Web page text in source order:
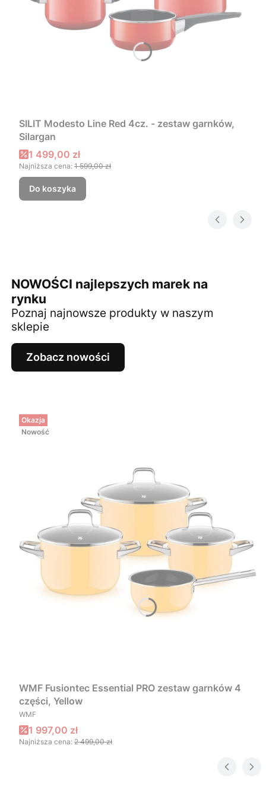
SILIT Modesto Line Red 4cz. - zestaw garnków,
Silargan
Cena promocyjna
1 499,00 zł
Najniższa cena: 1 599,00 zł
Do koszyka
NOWOŚCI najlepszych marek na
rynku
Poznaj najnowsze produkty w naszym
sklepie
Zobacz nowości
Okazja
Nowość
WMF Fusiontec Essential PRO zestaw garnków 4
części, Yellow
PRODUCENT
WMF
Cena promocyjna
1 997,00 zł
Najniższa cena: 2 499,00 zł